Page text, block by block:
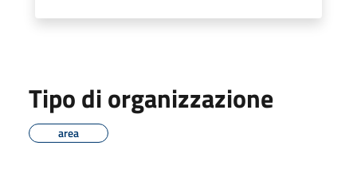
Tipo di organizzazione
area